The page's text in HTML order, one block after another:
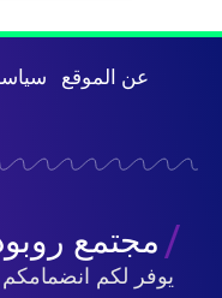
عن الموقع
مجتمع
يوفر لكم